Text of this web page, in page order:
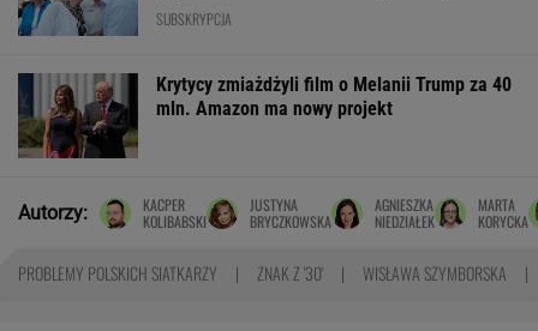
SUBSKRYPCJA
Krytycy zmiażdżyli film o Melanii Trump za 40
mln. Amazon ma nowy projekt
Autorzy:
KACPER
KOLIBABSKI
JUSTYNA
BRYCZKOWSKA
AGNIESZKA
NIEDZIAŁEK
MARTA
KORYCKA
PROBLEMY POLSKICH SIATKARZY ZNAK Z '30' WISŁAWA SZYMBORSKA